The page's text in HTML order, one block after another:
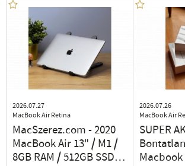
2026.07.27
MacBook Air Retina
MacSzerez.com - 2020
MacBook Air 13" / M1 /
8GB RAM / 512GB SSD /
2026.07.26
MacBook Air
SUPER
Macbook